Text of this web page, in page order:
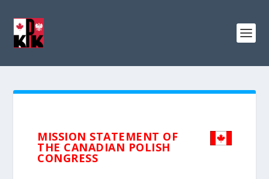
MISSION STATEMENT OF
THE CANADIAN POLISH
CONGRESS